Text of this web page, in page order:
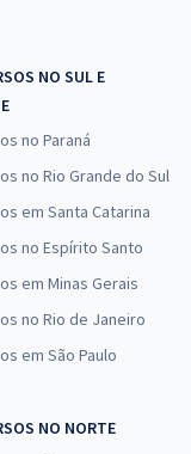
NO SUL E
no Paraná
no Rio Grande do Sul
em Santa Catarina
no Espírito Santo
em Minas Gerais
no Rio de Janeiro
em São Paulo
NO NORTE